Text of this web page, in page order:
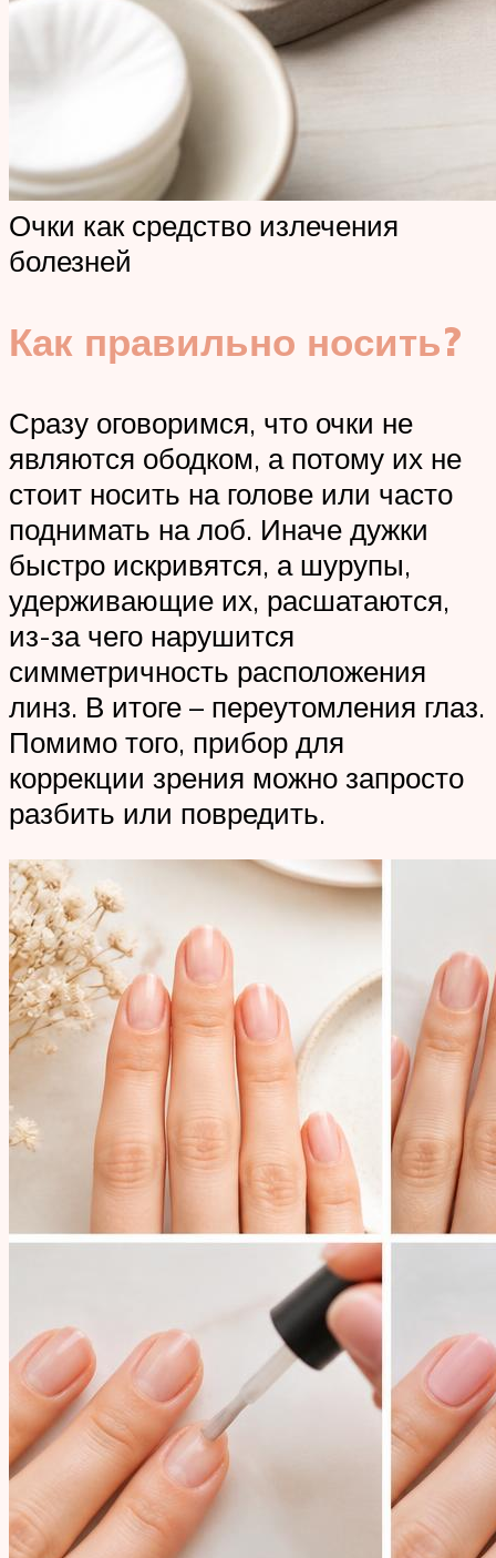
Очки как средство излечения
болезней
Как правильно носить?
Сразу оговоримся, что очки не
являются ободком, а потому их не
стоит носить на голове или часто
поднимать на лоб. Иначе дужки
быстро искривятся, а шурупы,
удерживающие их, расшатаются,
из-за чего нарушится
симметричность расположения
линз. В итоге – переутомления глаз.
Помимо того, прибор для
коррекции зрения можно запросто
разбить или повредить.